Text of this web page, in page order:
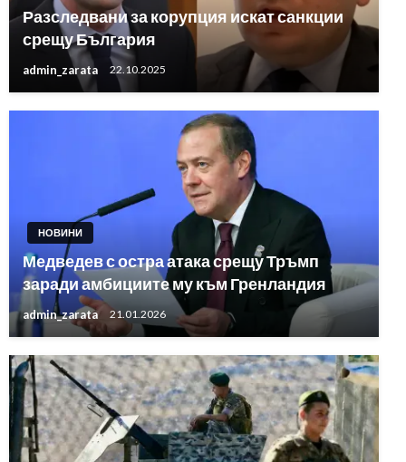
Разследвани за корупция искат санкции
срещу България
admin_zarata 22.10.2025
НОВИНИ
Медведев с остра атака срещу Тръмп
заради амбициите му към Гренландия
admin_zarata 21.01.2026